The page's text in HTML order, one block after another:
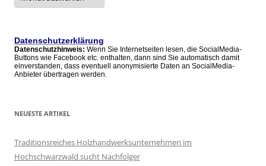
alle
Datenschutzerklärung
Datenschutzhinweis: Wenn Sie Internetseiten lesen, die SocialMedia-
Buttons wie Facebook etc. enthalten, dann sind Sie automatisch damit
einverstanden, dass eventuell anonymisierte Daten an SocialMedia-
Anbieter übertragen werden.
NEUESTE ARTIKEL
Traditionsreiches Holzhandwerksunternehmen im
Hochschwarzwald sucht Nachfolger